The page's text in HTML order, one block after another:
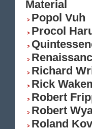
Material
Popol Vuh
Procol
Richard
Rick
Robert
Robert
Roland